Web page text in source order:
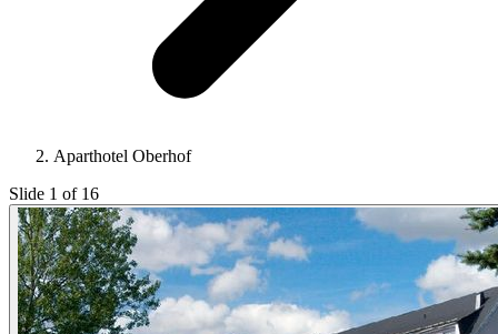
Aparthotel Oberhof
Slide 1 of 16